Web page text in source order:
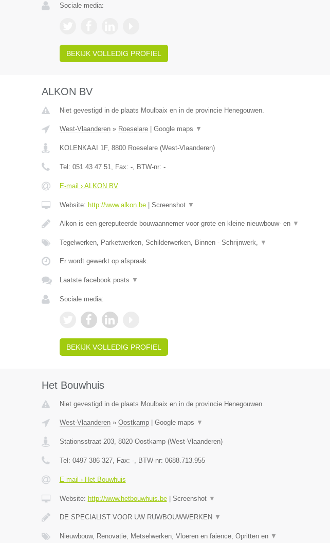
Sociale media:
BEKIJK VOLLEDIG PROFIEL
ALKON BV
Niet gevestigd in de plaats Moulbaix en in de provincie Henegouwen.
West-Vlaanderen» Roeselare| Google maps ▼
KOLENKAAI 1F, 8800 Roeselare(West-Vlaanderen)
Tel: 051 43 47 51, Fax: -, BTW-nr: -
E-mail › ALKON BV
Website: http://www.alkon.be| Screenshot ▼
Alkon is een gereputeerde bouwaannemer voor grote en kleine nieuwbouw- en ▼
Tegelwerken, Parketwerken, Schilderwerken, Binnen - Schrijnwerk, ▼
Er wordt gewerkt op afspraak.
Laatste facebook posts ▼
Sociale media:
BEKIJK VOLLEDIG PROFIEL
Het Bouwhuis
Niet gevestigd in de plaats Moulbaix en in de provincie Henegouwen.
West-Vlaanderen» Oostkamp| Google maps ▼
Stationsstraat 203, 8020 Oostkamp(West-Vlaanderen)
Tel: 0497 386 327, Fax: -, BTW-nr: 0688.713.955
E-mail › Het Bouwhuis
Website: http://www.hetbouwhuis.be| Screenshot ▼
DE SPECIALIST VOOR UW RUWBOUWWERKEN ▼
Nieuwbouw, Renovatie, Metselwerken, Vloeren en faience, Opritten en ▼